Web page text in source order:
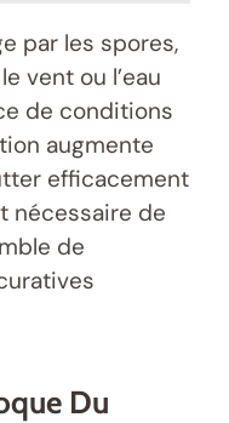
par les spores,
vent ou l’eau
de conditions
augmente
efficacement
nécessaire de
de
Du